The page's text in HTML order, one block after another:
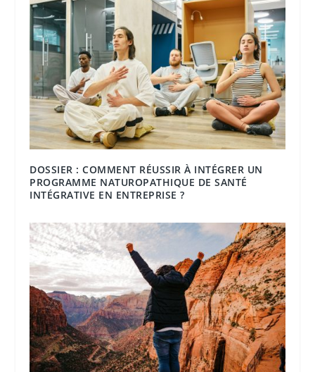
DOSSIER : COMMENT RÉUSSIR À INTÉGRER UN
PROGRAMME NATUROPATHIQUE DE SANTÉ
INTÉGRATIVE EN ENTREPRISE ?